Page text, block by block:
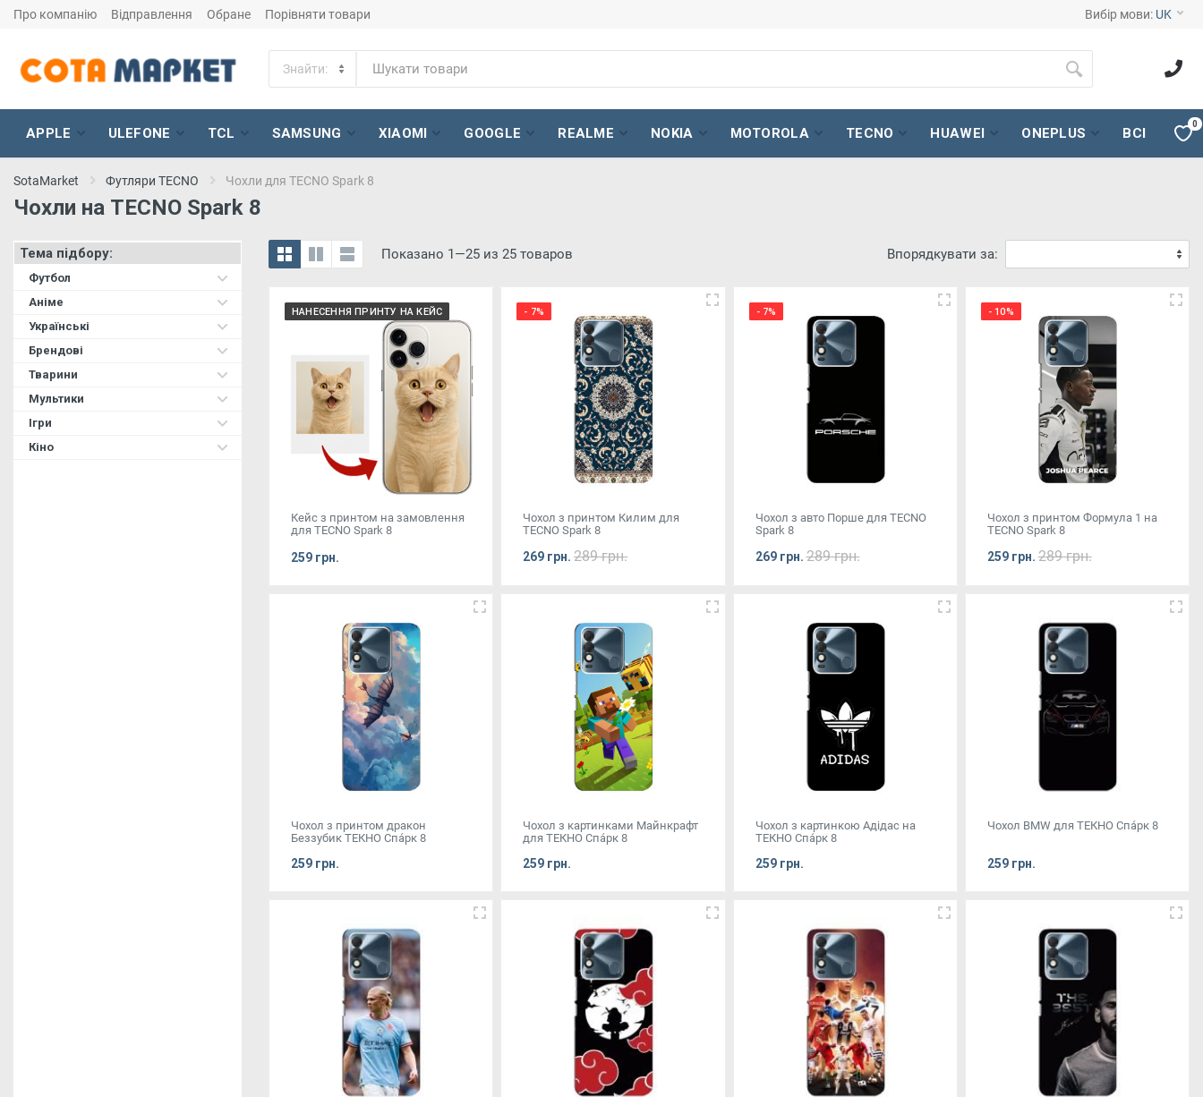
Про компанію Відправлення Обране Порівняти товари Вибір мови: UK
APPLE ULEFONE TCL SAMSUNG XIAOMI GOOGLE REALME NOKIA MOTOROLA TECNO HUAWEI ONEPLUS ВСІ
0
SotaMarket Футляри TECNO Чохли для TECNO Spark 8
Чохли на TECNO Spark 8
Тема підбору:
Футбол
Аніме
Українські
Брендові
Тварини
Мультики
Ігри
Кіно
Показано 1—25 из 25 товаров Впорядкувати за:
НАНЕСЕННЯ ПРИНТУ НА КЕЙС
Кейс з принтом на замовлення
для TECNO Spark 8
259 грн.
- 7%
Чохол з принтом Килим для
TECNO Spark 8
269 грн.289 грн.
- 7%
Чохол з авто Порше для TECNO
Spark 8
269 грн.289 грн.
- 10%
Чохол з принтом Формула 1 на
TECNO Spark 8
259 грн. 289 грн.
Чохол з принтом дракон
Беззубик ТЕКНО Спа́рк 8
259 грн.
Чохол з картинками Майнкрафт
для ТЕКНО Спа́рк 8
259 грн.
Чохол з картинкою Адідас на
ТЕКНО Спа́рк 8
259 грн.
Чохол BMW для ТЕКНО Спа́рк 8
259 грн.